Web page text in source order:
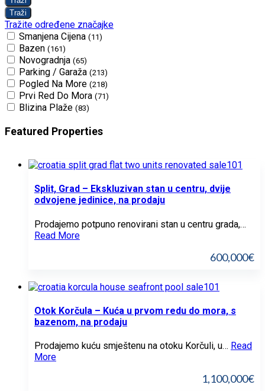
Tražite određene značajke
Smanjena Cijena (11)
Bazen (161)
Novogradnja (65)
Parking / Garaža (213)
Pogled Na More (218)
Prvi Red Do Mora (71)
Blizina Plaže (83)
Featured Properties
Split, Grad – Ekskluzivan stan u centru, dvije
odvojene jedinice, na prodaju
Prodajemo potpuno renovirani stan u centru grada,…
Read More
600,000€
Otok Korčula – Kuća u prvom redu do mora, s
bazenom, na prodaju
Prodajemo kuću smještenu na otoku Korčuli, u… Read
More
1,100,000€